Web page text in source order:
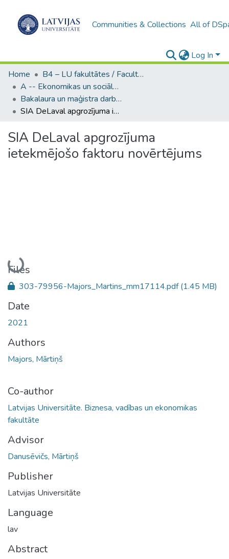
Communities & Collections All of
Log In
Home
B4 – LU fakultātes / Faculties of the UL
A -- Ekonomikas un sociālo zinātņu fakultāte / Faculty of Economics and Social Sciences
Bakalaura un maģistra darbi (ESZF) / Bachelor's and Master's theses
SIA DeLaval apgrozījuma ietekmējošo faktoru novērtējums
SIA DeLaval apgrozījuma
ietekmējošo faktoru novērtējums
Loading...
Files
303-79956-Majors_Martins_mm17114.pdf(1.45 MB)
Date
2021
Authors
Majors, Mārtiņš
Co-author
Latvijas Universitāte. Biznesa, vadības un ekonomikas
fakultāte
Advisor
Danusēvičs, Mārtiņš
Publisher
Latvijas Universitāte
Language
lav
Abstract